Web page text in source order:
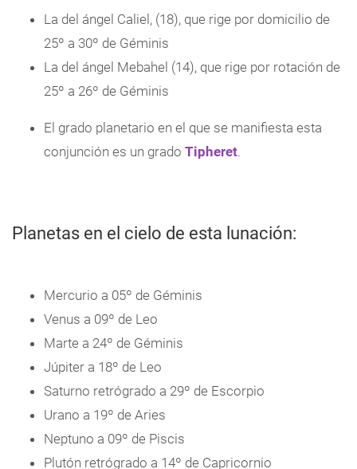
La del ángel Caliel, (18), que rige por domicilio de
25º a 30º de Géminis
La del ángel Mebahel (14), que rige por rotación de
25º a 26º de Géminis
El grado planetario en el que se manifiesta esta
conjunción es un grado Tipheret.
Planetas en el cielo de esta lunación:
Mercurio a 05º de Géminis
Venus a 09º de Leo
Marte a 24º de Géminis
Júpiter a 18º de Leo
Saturno retrógrado a 29º de Escorpio
Urano a 19º de Aries
Neptuno a 09º de Piscis
Plutón retrógrado a 14º de Capricornio